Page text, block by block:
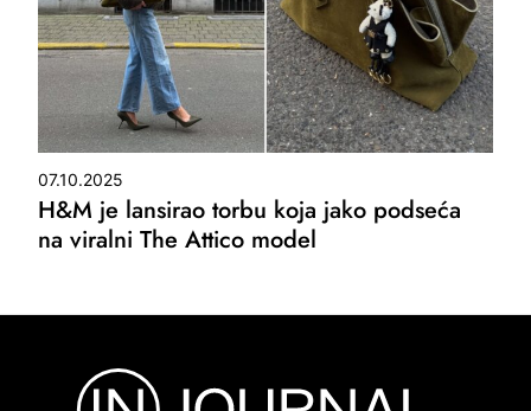
07.10.2025
H&M je lansirao torbu koja jako podseća
na viralni The Attico model